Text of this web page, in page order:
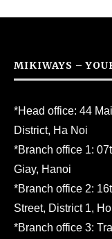
MIKIWAYS –
*Head office: 44
District, Ha Noi
*Branch office 1:
Giay, Hanoi
*Branch office 2:
Street, District 1,
*Branch office 3: